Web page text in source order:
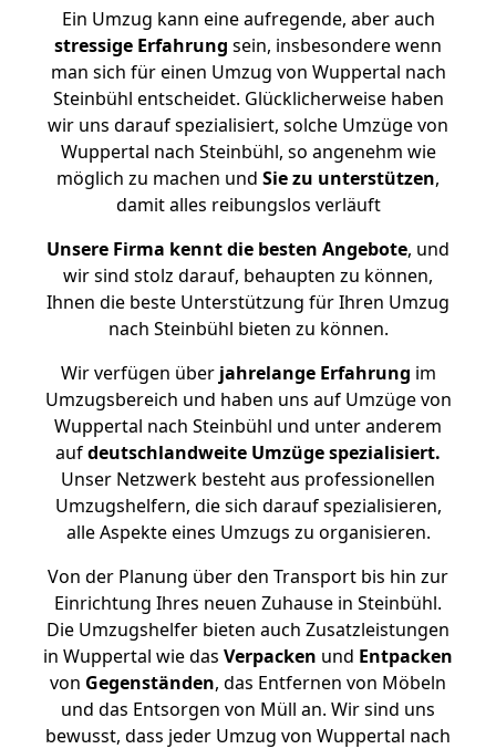
Ein Umzug kann eine aufregende, aber auch
stressige Erfahrung sein, insbesondere wenn
man sich für einen Umzug von Wuppertal nach
Steinbühl entscheidet. Glücklicherweise haben
wir uns darauf spezialisiert, solche Umzüge von
Wuppertal nach Steinbühl, so angenehm wie
möglich zu machen und Sie zu unterstützen,
damit alles reibungslos verläuft
Unsere Firma kennt die besten Angebote, und
wir sind stolz darauf, behaupten zu können,
Ihnen die beste Unterstützung für Ihren Umzug
nach Steinbühl bieten zu können.
Wir verfügen überjahrelange Erfahrung im
Umzugsbereich und haben uns auf Umzüge von
Wuppertal nach Steinbühl und unter anderem
aufdeutschlandweite Umzüge spezialisiert.
Unser Netzwerk besteht aus professionellen
Umzugshelfern, die sich darauf spezialisieren,
alle Aspekte eines Umzugs zu organisieren.
Von der Planung über den Transport bis hin zur
Einrichtung Ihres neuen Zuhause in Steinbühl.
Die Umzugshelfer bieten auch Zusatzleistungen
in Wuppertal wie das Verpacken und Entpacken
von Gegenständen, das Entfernen von Möbeln
und das Entsorgen von Müll an. Wir sind uns
bewusst, dass jeder Umzug von Wuppertal nach